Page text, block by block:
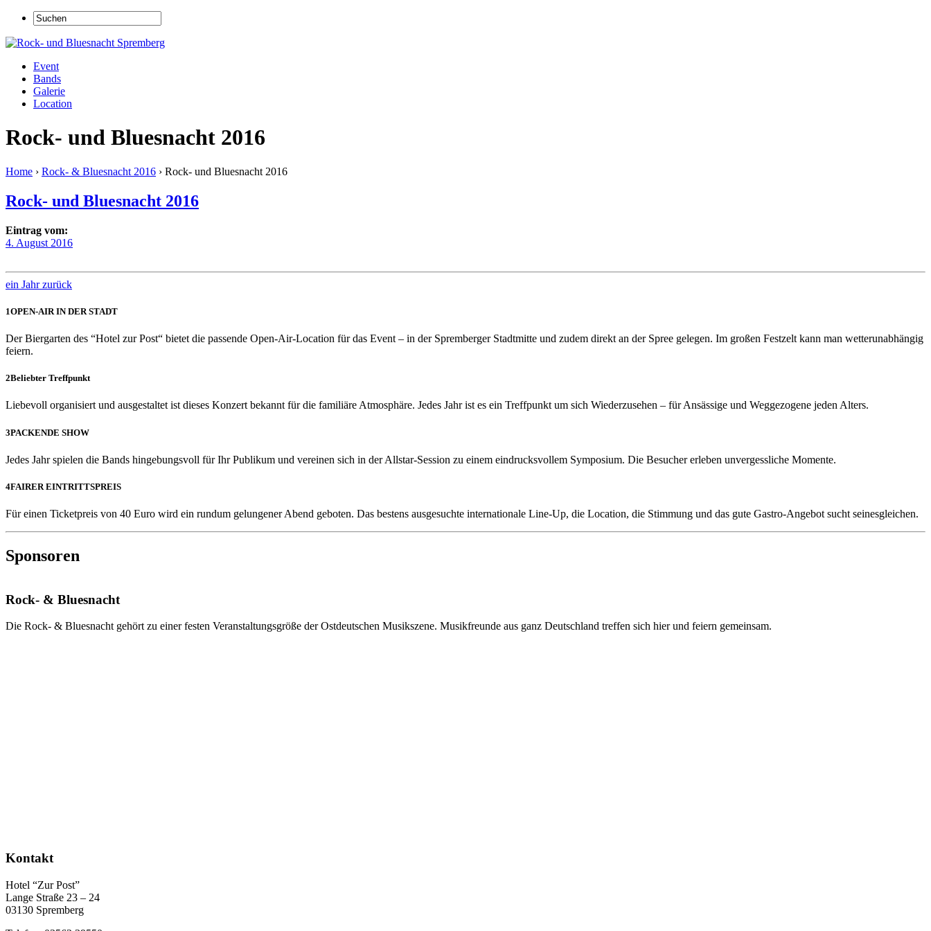
Event
Bands
Galerie
Location
Rock- und Bluesnacht 2016
Home › Rock- & Bluesnacht 2016 › Rock- und Bluesnacht 2016
Rock- und Bluesnacht 2016
Eintrag vom:
4. August 2016
ein Jahr zurück
1OPEN-AIR IN DER STADT
Der Biergarten des “Hotel zur Post“ bietet die passende Open-Air-Location für das Event – in der Spremberger Stadtmitte und zudem direkt an der Spree gelegen. Im großen Festzelt kann man wetterunabhängig
feiern.
2Beliebter Treffpunkt
Liebevoll organisiert und ausgestaltet ist dieses Konzert bekannt für die familiäre Atmosphäre. Jedes Jahr ist es ein Treffpunkt um sich Wiederzusehen – für Ansässige und Weggezogene jeden Alters.
3PACKENDE SHOW
Jedes Jahr spielen die Bands hingebungsvoll für Ihr Publikum und vereinen sich in der Allstar-Session zu einem eindrucksvollem Symposium. Die Besucher erleben unvergessliche Momente.
4FAIRER EINTRITTSPREIS
Für einen Ticketpreis von 40 Euro wird ein rundum gelungener Abend geboten. Das bestens ausgesuchte internationale Line-Up, die Location, die Stimmung und das gute Gastro-Angebot sucht seinesgleichen.
Sponsoren
Rock- & Bluesnacht
Die Rock- & Bluesnacht gehört zu einer festen Veranstaltungsgröße der Ostdeutschen Musikszene. Musikfreunde aus ganz Deutschland treffen sich hier und feiern gemeinsam.
Kontakt
Hotel “Zur Post”
Lange Straße 23 – 24
03130 Spremberg